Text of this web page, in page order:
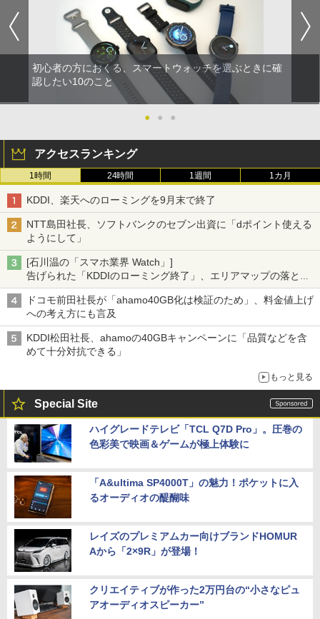
初心者の方におくる、スマートウォッチを選ぶときに確
認したい10のこと
● ● ●
アクセスランキング
1時間 24時間 1週間 1カ月
KDDI、楽天へのローミングを9月末で終了
NTT島田社長、ソフトバンクのセブン出資に「dポイント使える
ようにして」
[石川温の「スマホ業界 Watch」]
告げられた「KDDIのローミング終了」、エリアマップの落とし
穴と楽天モバイルの課題
ドコモ前田社長が「ahamo40GB化は検証のため」、料金値上げ
への考え方にも言及
KDDI松田社長、ahamoの40GBキャンペーンに「品質などを含
めて十分対抗できる」
もっと見る
Special Site
ハイグレードテレビ「TCL Q7D Pro」。圧巻の
色彩美で映画＆ゲームが極上体験に
「A&ultima SP4000T」の魅力！ポケットに入
るオーディオの醍醐味
レイズのプレミアムカー向けブランドHOMUR
Aから「2×9R」が登場！
クリエイティブが作った2万円台の“小さなピュ
アオーディオスピーカー”